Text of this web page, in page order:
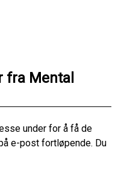
fra Mental
under for å få de
e-post fortløpende. Du